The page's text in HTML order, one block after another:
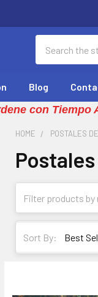
Blog
con Tiempo
HOME POSTALES
Sort By: